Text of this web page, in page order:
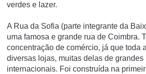
verdes e lazer.
A Rua da Sofia (parte integrante da
uma famosa e grande rua de Coimbra.
concentração de comércio, já que toda
diversas lojas, muitas delas de grandes
internacionais. Foi construí­da na